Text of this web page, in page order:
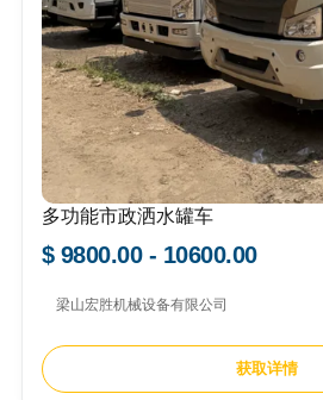
多功能市政洒水罐车
$ 9800.00 - 10600.00
梁山宏胜机械设备有限公司
获取详情